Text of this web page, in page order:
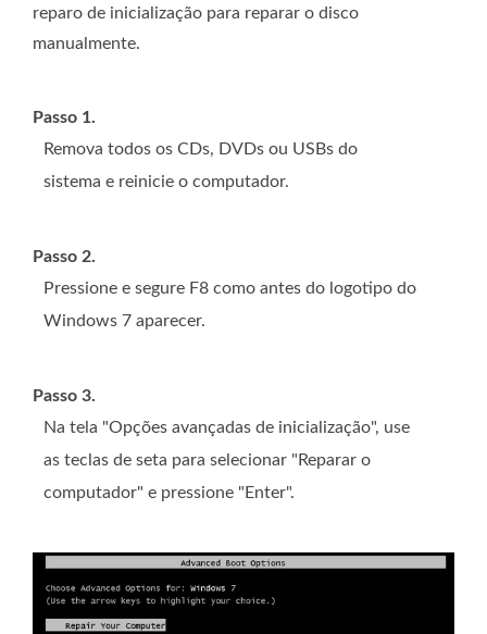
reparo de inicialização para reparar o disco
manualmente.
Passo 1.
Remova todos os CDs, DVDs ou USBs do
sistema e reinicie o computador.
Passo 2.
Pressione e segure F8 como antes do logotipo do
Windows 7 aparecer.
Passo 3.
Na tela "Opções avançadas de inicialização", use
as teclas de seta para selecionar "Reparar o
computador" e pressione "Enter".